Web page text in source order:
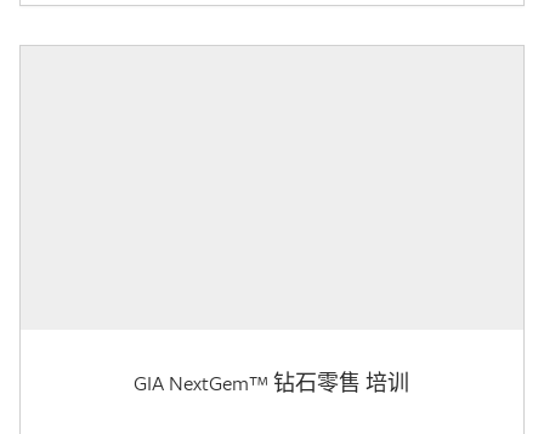
GIA NextGem™ 钻石零售 培训